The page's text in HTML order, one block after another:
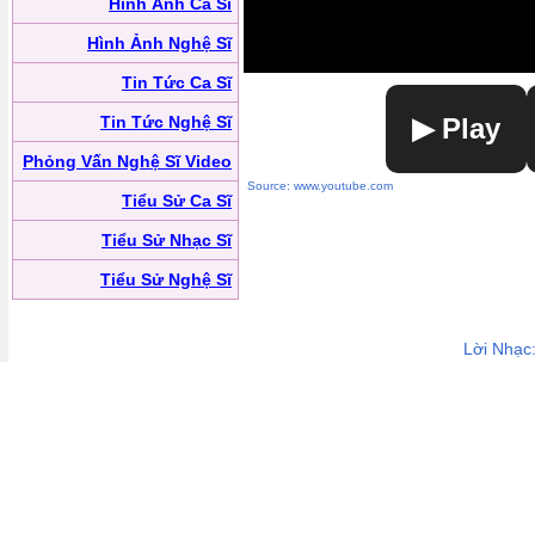
Hình Ảnh Nghệ Sĩ
Tin Tức Ca Sĩ
Tin Tức Nghệ Sĩ
Phỏng Vấn Nghệ Sĩ Video
Tiểu Sử Ca Sĩ
Tiểu Sử Nhạc Sĩ
Tiểu Sử Nghệ Sĩ
▶ Play
Source: www.youtube.com
Lời Nhạc: